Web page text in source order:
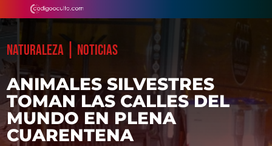
NATURALEZA NOTICIAS
ANIMALES SILVESTRES
TOMAN LAS CALLES DEL
MUNDO EN PLENA
CUARENTENA